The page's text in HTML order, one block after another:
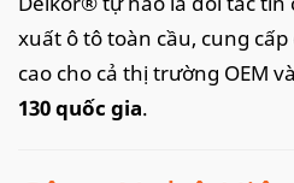
xuất ô tô toàn cầu, cung
cao cho cả thị trường OEM
130 quốc gia.